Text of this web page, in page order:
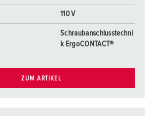
110 V
Schraubanschlusstechni
k ErgoCONTACT®
ZUM ARTIKEL